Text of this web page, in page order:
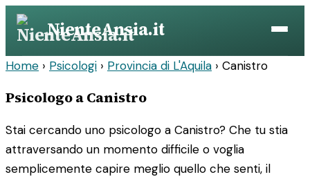
Vai
contenuto
NienteAnsia.it
Home › Psicologi › Provincia di L'Aquila › Canistro
Psicologo a Canistro
Stai cercando uno psicologo a Canistro? Che tu stia
attraversando un momento difficile o voglia
semplicemente capire meglio quello che senti, il